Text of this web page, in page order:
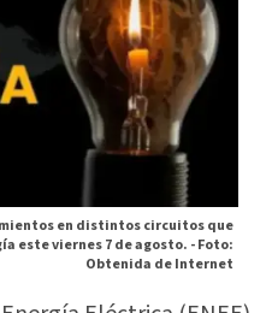
en distintos circuitos que
este viernes 7 de agosto. -Foto:
Obtenida de Internet